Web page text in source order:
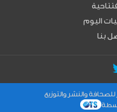
اليوم
بنا
والنشر والتوزيع